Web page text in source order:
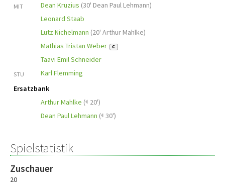
MIT Dean Kruzius (30' Dean Paul Lehmann)
Leonard Staab
Lutz Nichelmann (20' Arthur Mahlke)
Mathias Tristan Weber
C
Taavi Emil Schneider
STU
Karl Flemming
Ersatzbank
Arthur Mahlke ( 20')
Dean Paul Lehmann ( 30')
Spielstatistik
Zuschauer
20